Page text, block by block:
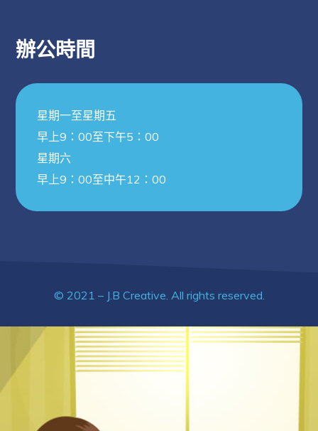
辦公時間
星期一至星期五
早上9：00至下午5：00
星期六
早上9：00至中午12：00
© 2021 – J.B Creative. All rights reserved.